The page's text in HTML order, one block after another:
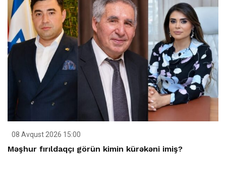
08 Avqust 2026 15:00
Məşhur fırıldaqçı görün kimin kürəkəni imiş?